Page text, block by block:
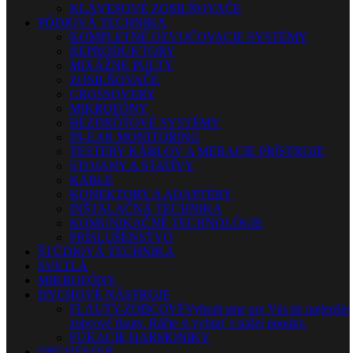
KLÁVESOVÉ ZOSILŇOVAČE
PÓDIOVÁ TECHNIKA
KOMPLETNÉ OZVUČOVACIE SYSTÉMY
REPRODUKTORY
MIXÁŽNE PULTY
ZOSILŇOVAČE
CROSSOVERY
MIKROFÓNY
BEZDRÔTOVÉ SYSTÉMY
IN-EAR MONITORING
TESTERY KÁBLOV A MERACIE PRÍSTROJE
STOJANY A STATÍVY
KÁBLE
KONEKTORY A ADAPTÉRY
INŠTALAČNÁ TECHNIKA
KOMUNIKAČNÉ TECHNOLÓGIE
PRÍSLUŠENSTVO
ŠTÚDIOVÁ TECHNIKA
SVETLÁ
MIKROFÓNY
DYCHOVÉ NÁSTROJE
FLAUTY-ZOBCOVÉVybrali sme pre Vás tie najlepšie
zobcové flauty. Ráčte si vybrať z našej ponuky.
FÚKACIE HARMONIKY